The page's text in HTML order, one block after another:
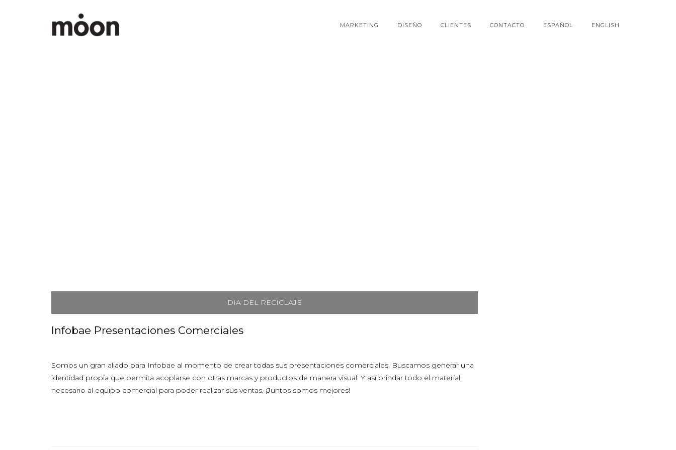
MARKETING DISEÑO CLIENTES CONTACTO ESPAÑOL ENGLISH
DIA DEL RECICLAJE
Infobae Presentaciones Comerciales
Somos un gran aliado para Infobae al momento de crear todas sus presentaciones comerciales. Buscamos generar una
identidad propia que permita acoplarse con otras marcas y productos de manera visual. Y así brindar todo el material
necesario al equipo comercial para poder realizar sus ventas. ¡Juntos somos mejores!